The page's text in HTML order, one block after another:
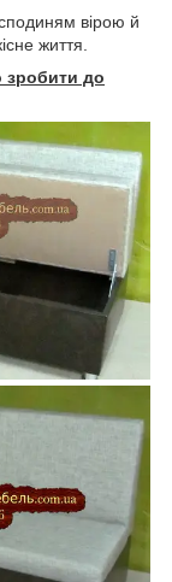
вірою й
життя.
зробити до